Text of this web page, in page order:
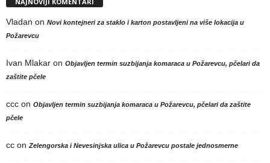
Vladan on Novi kontejneri za staklo i karton postavljeni na više lokacija u
Požarevcu
Ivan Mlakar on Objavljen termin suzbijanja komaraca u Požarevcu, pčelari da
zaštite pčele
ccc on Objavljen termin suzbijanja komaraca u Požarevcu, pčelari da zaštite
pčele
cc on Zelengorska i Nevesinjska ulica u Požarevcu postale jednosmerne